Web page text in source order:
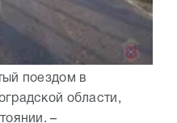
поездом в
области,
–